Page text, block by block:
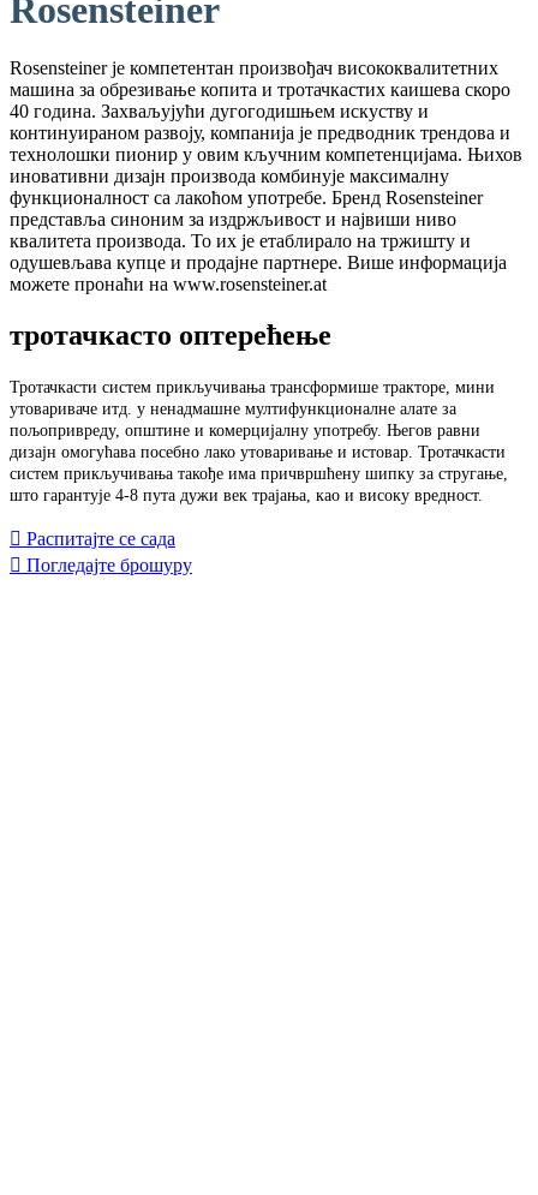
Rosensteiner
Rosensteiner је компетентан произвођач висококвалитетних
машина за обрезивање копита и тротачкастих каишева скоро
40 година. Захваљујући дугогодишњем искуству и
континуираном развоју, компанија је предводник трендова и
технолошки пионир у овим кључним компетенцијама. Њихов
иновативни дизајн производа комбинује максималну
функционалност са лакоћом употребе. Бренд Rosensteiner
представља синоним за издржљивост и највиши ниво
квалитета производа. То их је етаблирало на тржишту и
одушевљава купце и продајне партнере. Више информација
можете пронаћи на www.rosensteiner.at
тротачкасто оптерећење
Тротачкасти систем прикључивања трансформише тракторе, мини
утовариваче итд. у ненадмашне мултифункционалне алате за
пољопривреду, општине и комерцијалну употребу. Његов равни
дизајн омогућава посебно лако утоваривање и истовар. Тротачкасти
систем прикључивања такође има причвршћену шипку за стругање,
што гарантује 4-8 пута дужи век трајања, као и високу вредност.
Распитајте се сада
Погледајте брошуру